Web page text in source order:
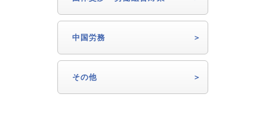
中国労務
その他